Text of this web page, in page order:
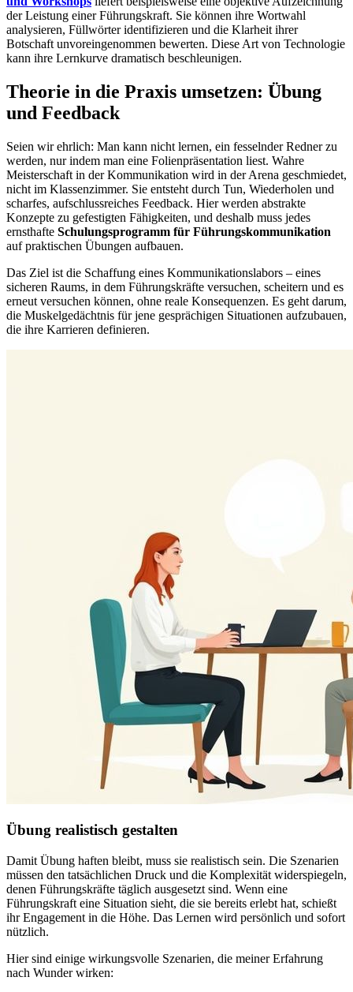
der Leistung einer Führungskraft. Sie können ihre Wortwahl
analysieren, Füllwörter identifizieren und die Klarheit ihrer
Botschaft unvoreingenommen bewerten. Diese Art von Technologie
kann ihre Lernkurve dramatisch beschleunigen.
Theorie in die Praxis umsetzen: Übung
und Feedback
Seien wir ehrlich: Man kann nicht lernen, ein fesselnder Redner zu
werden, nur indem man eine Folienpräsentation liest. Wahre
Meisterschaft in der Kommunikation wird in der Arena geschmiedet,
nicht im Klassenzimmer. Sie entsteht durch Tun, Wiederholen und
scharfes, aufschlussreiches Feedback. Hier werden abstrakte
Konzepte zu gefestigten Fähigkeiten, und deshalb muss jedes
ernsthafte Schulungsprogramm für Führungskommunikation
auf praktischen Übungen aufbauen.
Das Ziel ist die Schaffung eines Kommunikationslabors – eines
sicheren Raums, in dem Führungskräfte versuchen, scheitern und es
erneut versuchen können, ohne reale Konsequenzen. Es geht darum,
die Muskelgedächtnis für jene gesprächigen Situationen aufzubauen,
die ihre Karrieren definieren.
Übung realistisch gestalten
Damit Übung haften bleibt, muss sie realistisch sein. Die Szenarien
müssen den tatsächlichen Druck und die Komplexität widerspiegeln,
denen Führungskräfte täglich ausgesetzt sind. Wenn eine
Führungskraft eine Situation sieht, die sie bereits erlebt hat, schießt
ihr Engagement in die Höhe. Das Lernen wird persönlich und sofort
nützlich.
Hier sind einige wirkungsvolle Szenarien, die meiner Erfahrung
nach Wunder wirken: